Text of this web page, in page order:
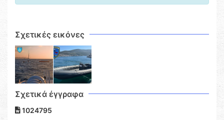
Σχετικές εικόνες
Σχετικά έγγραφα
1024795